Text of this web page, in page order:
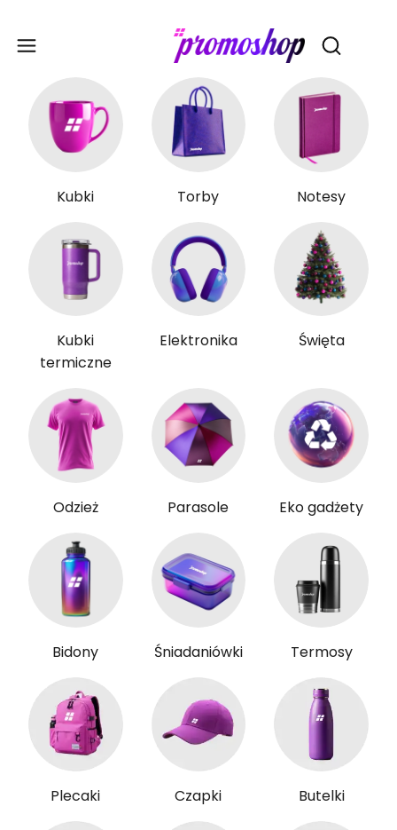
Otwórz
Kubki Torby Notesy
Kubki
termiczne
Elektronika Święta
Odzież Parasole Eko gadżety
Bidony Śniadaniówki Termosy
Plecaki Czapki Butelki